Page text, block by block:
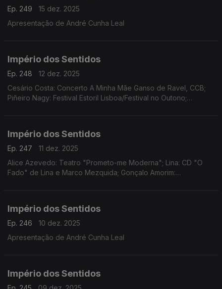
Ep. 249
15 dez. 2025
Apresentação de André Cunha Leal
Império dos Sentidos
Ep. 248
12 dez. 2025
Cesário Costa: Concerto A Minha Mãe Ganso de Ravel, CCB;
Piñeiro Nagy: Festival Estoril Lisboa/Festival no Outono;
Império dos Sentidos
Ep. 247
11 dez. 2025
Alice Azevedo: Teatro "Prometo-me Moderna"; Lina: CD "O
Fado" de Lina e Marco Mezquida; Gonçalo Amorim:
Império dos Sentidos
Ep. 246
10 dez. 2025
Apresentação de André Cunha Leal
Império dos Sentidos